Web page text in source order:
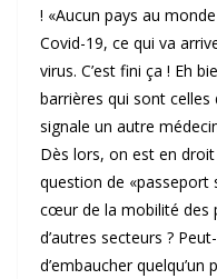
! «Aucun pays au
Covid-19, ce qui va
virus. C’est fini ça ! Eh
barrières qui sont celles
signale un autre
Dès lors, on est en
question de «passeport
cœur de la mobilité des
d’autres secteurs ?
d’embaucher quelqu’un